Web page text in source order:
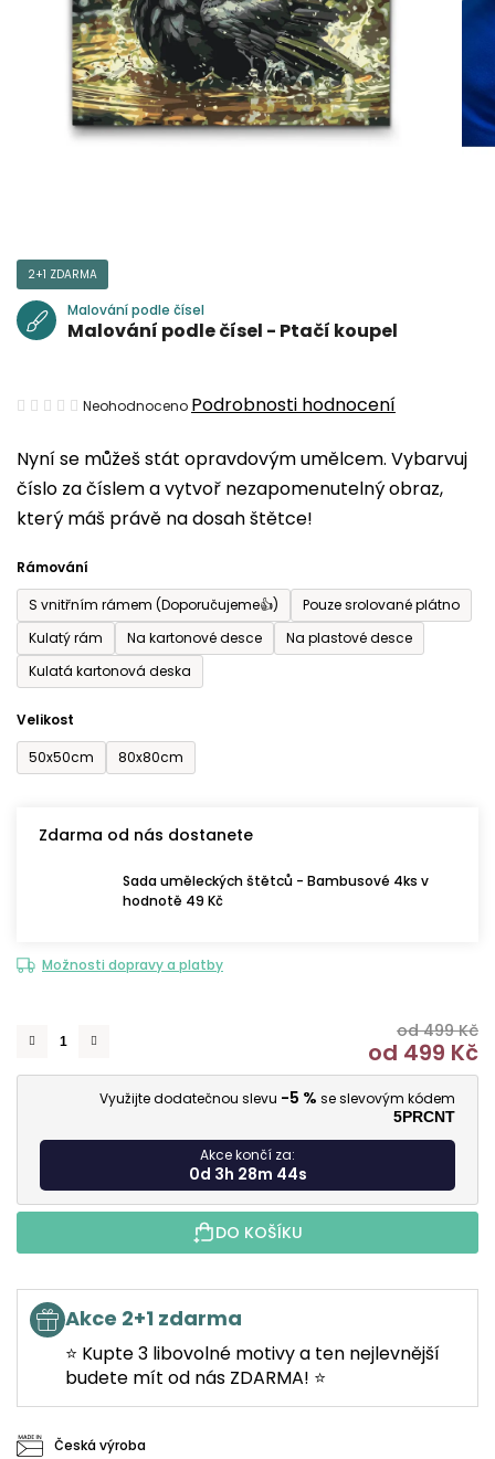
Nyní se můžeš stát opravdovým umělcem. Vybarvuj
číslo za číslem a vytvoř nezapomenutelný obraz,
který máš právě na dosah štětce!
Rámování
S vnitřním rámem (Doporučujeme👍)
Pouze srolované plátno
Kulatý rám
Na kartonové desce
Na plastové desce
Kulatá kartonová deska
Velikost
50x50cm
80x80cm
Zdarma od nás dostanete
Sada uměleckých štětců - Bambusové 4ks v
hodnotě 49 Kč
Možnosti dopravy a platby
od 499 Kč
od 499 Kč
Využijte dodatečnou slevu -5 % se slevovým kódem
5PRCNT
Akce končí za:
0d 3h 28m 43s
DO KOŠÍKU
Akce 2+1 zdarma
⭐ Kupte 3 libovolné motivy a ten nejlevnější
budete mít od nás ZDARMA! ⭐
Česká výroba
2+1 ZDARMA
Malování podle čísel
Malování podle čísel - Ptačí koupel
Průměrné
produktu
je
0,0
5
hvězdiček.
Neohodnoceno Podrobnosti hodnocení